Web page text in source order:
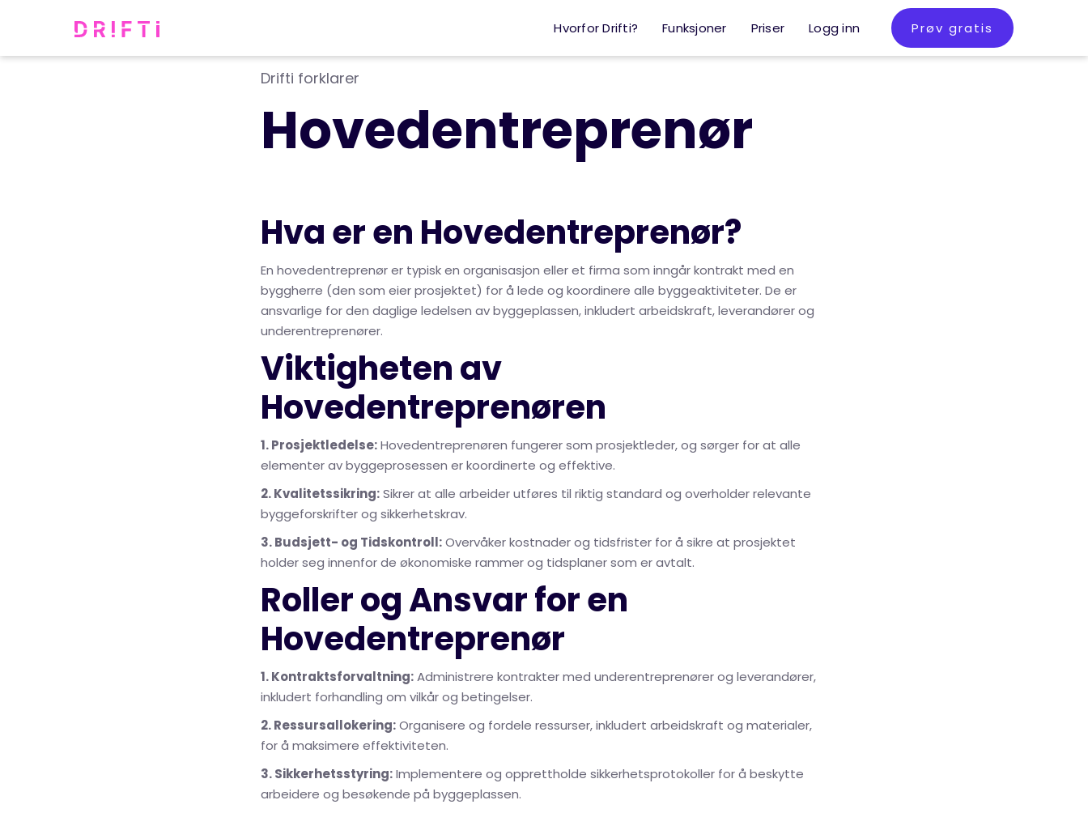
Hvorfor Drifti? Funksjoner Priser Logg inn Prøv gratis
Drifti forklarer
Hovedentreprenør
Hva er en Hovedentreprenør?
En hovedentreprenør er typisk en organisasjon eller et firma som inngår kontrakt med en
byggherre (den som eier prosjektet) for å lede og koordinere alle byggeaktiviteter. De er
ansvarlige for den daglige ledelsen av byggeplassen, inkludert arbeidskraft, leverandører og
underentreprenører.
Viktigheten av
Hovedentreprenøren
1. Prosjektledelse:Hovedentreprenøren fungerer som prosjektleder, og sørger for at alle
elementer av byggeprosessen er koordinerte og effektive.
2. Kvalitetssikring:Sikrer at alle arbeider utføres til riktig standard og overholder relevante
byggeforskrifter og sikkerhetskrav.
3. Budsjett- og Tidskontroll:Overvåker kostnader og tidsfrister for å sikre at prosjektet
holder seg innenfor de økonomiske rammer og tidsplaner som er avtalt.
Roller og Ansvar for en
Hovedentreprenør
1. Kontraktsforvaltning:Administrere kontrakter med underentreprenører og leverandører,
inkludert forhandling om vilkår og betingelser.
2. Ressursallokering:Organisere og fordele ressurser, inkludert arbeidskraft og materialer,
for å maksimere effektiviteten.
3. Sikkerhetsstyring:Implementere og opprettholde sikkerhetsprotokoller for å beskytte
arbeidere og besøkende på byggeplassen.